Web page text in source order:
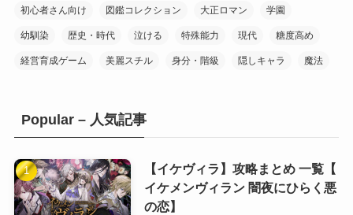
(7)
(10)
(1)
(11)
初心者さん向け 図鑑コレクション 大正ロマン 学園
幼馴染 歴史・時代 泣ける 特殊能力 現代 糖度高め
経営育成ゲーム 美麗スチル 身分・階級 隠しキャラ 魔法
Popular – 人気記事
【イケヴィラ】攻略まとめ 一覧【
イケメンヴィラン 闇夜にひらく悪
の恋】